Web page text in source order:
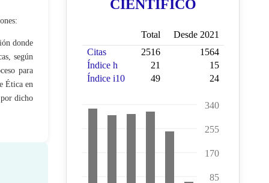
donde
según
para
Ética en
dicho